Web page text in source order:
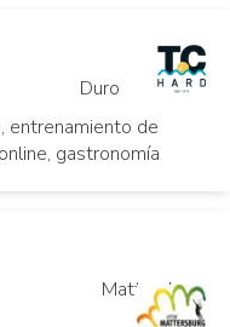
Duro
entrenamiento de
gastronomía
Mattersburg